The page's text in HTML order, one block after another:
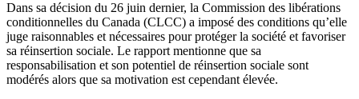
Dans sa décision du 26 juin dernier, la Commission des libérations
conditionnelles du Canada (CLCC) a imposé des conditions qu’elle
juge raisonnables et nécessaires pour protéger la société et favoriser
sa réinsertion sociale. Le rapport mentionne que sa
responsabilisation et son potentiel de réinsertion sociale sont
modérés alors que sa motivation est cependant élevée.